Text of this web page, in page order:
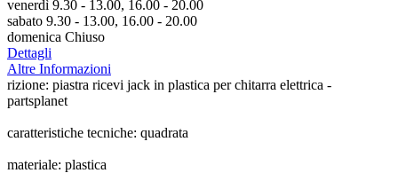
venerdì 9.30 - 13.00, 16.00 - 20.00
sabato 9.30 - 13.00, 16.00 - 20.00
domenica Chiuso
Dettagli
Altre Informazioni
rizione: piastra ricevi jack in plastica per chitarra elettrica -
partsplanet
caratteristiche tecniche: quadrata
materiale: plastica